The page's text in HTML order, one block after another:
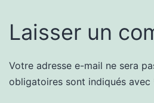
Laisser un
Votre adresse e-mail ne sera
obligatoires sont indiqués avec